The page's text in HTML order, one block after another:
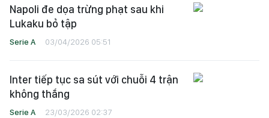
Napoli đe dọa trừng phạt sau khi
Lukaku bỏ tập
Serie A 03/04/2026 05:51
Inter tiếp tục sa sút với chuỗi 4 trận
không thắng
Serie A 23/03/2026 02:37